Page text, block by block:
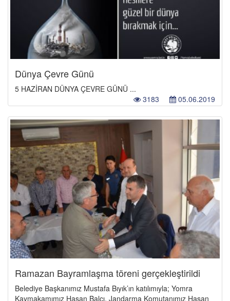
Dünya Çevre Günü
5 HAZİRAN DÜNYA ÇEVRE GÜNÜ ...
05.06.2019
3183
Ramazan Bayramlaşma töreni gerçekleştirildi
Belediye Başkanımız Mustafa Bıyık’ın katılımıyla; Yomra
Kaymakamımız Hasan Balcı, Jandarma Komutanımız Hasan